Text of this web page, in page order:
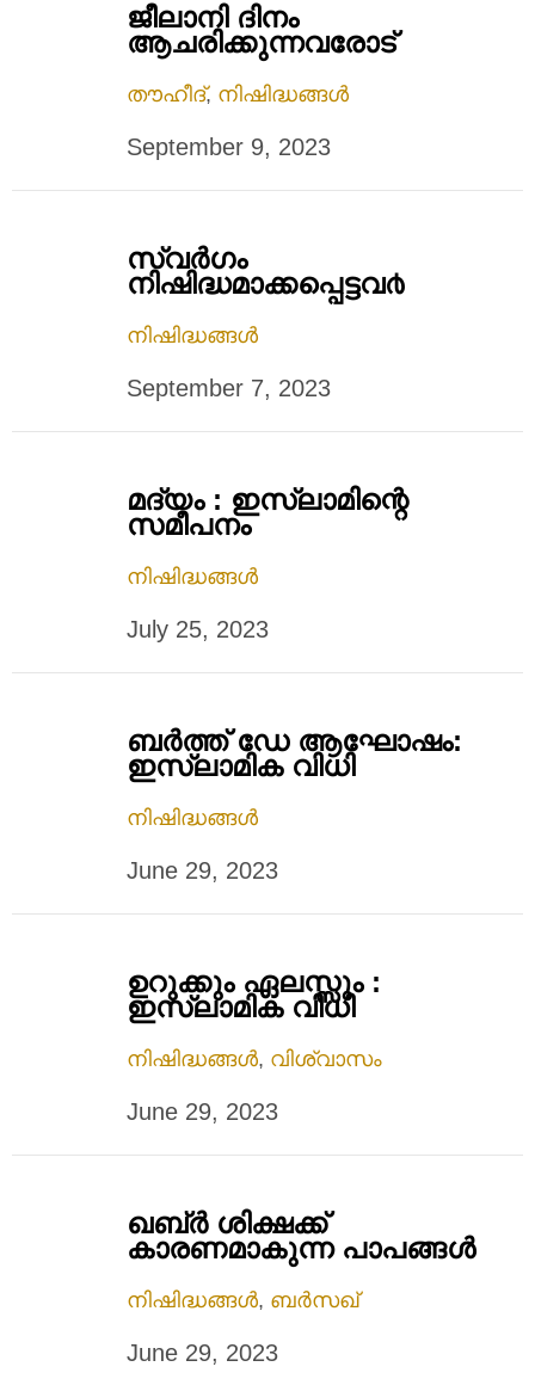
ജീലാനി ദിനം
ആചരിക്കുന്നവരോട്
തൗഹീദ്, നിഷിദ്ധങ്ങൾ
September 9, 2023
സ്വര്‍ഗം
നിഷിദ്ധമാക്കപ്പെട്ടവ൪
നിഷിദ്ധങ്ങൾ
September 7, 2023
മദ്യം : ഇസ്ലാമിന്റെ
സമീപനം
നിഷിദ്ധങ്ങൾ
July 25, 2023
ബര്‍ത്ത് ഡേ ആഘോഷം:
ഇസ്‌ലാമിക വിധി
നിഷിദ്ധങ്ങൾ
June 29, 2023
ഉറുക്കും ഏലസ്സും :
ഇസ്‌ലാമിക വിധി
നിഷിദ്ധങ്ങൾ, വിശ്വാസം
June 29, 2023
ഖബ്ര്‍ ശിക്ഷക്ക്
കാരണമാകുന്ന പാപങ്ങൾ
നിഷിദ്ധങ്ങൾ, ബർസഖ്
June 29, 2023